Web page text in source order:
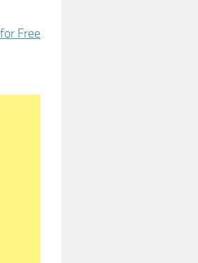
Free